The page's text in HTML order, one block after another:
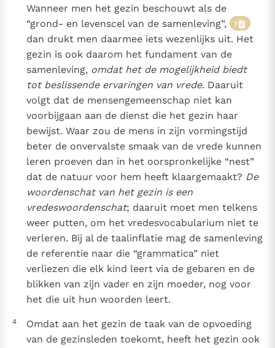
Wanneer men het gezin beschouwt als de
“grond- en levenscel van de samenleving”,
7
dan drukt men daarmee iets wezenlijks uit. Het
gezin is ook daarom het fundament van de
samenleving, omdat het de mogelijkheid biedt
tot beslissende ervaringen van vrede. Daaruit
volgt dat de mensengemeenschap niet kan
voorbijgaan aan de dienst die het gezin haar
bewijst. Waar zou de mens in zijn vormingstijd
beter de onvervalste smaak van de vrede kunnen
leren proeven dan in het oorspronkelijke “nest”
dat de natuur voor hem heeft klaargemaakt? De
woordenschat van het gezin is een
vredeswoordenschat; daaruit moet men telkens
weer putten, om het vredesvocabularium niet te
verleren. Bij al de taalinflatie mag de samenleving
de referentie naar die “grammatica” niet
verliezen die elk kind leert via de gebaren en de
blikken van zijn vader en zijn moeder, nog voor
het die uit hun woorden leert.
4
Omdat aan het gezin de taak van de opvoeding
van de gezinsleden toekomt, heeft het gezin ook